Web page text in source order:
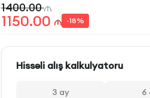
1400.00
1150.00 -18%
Hissəli alış kalkulyatoru
3 ay 6